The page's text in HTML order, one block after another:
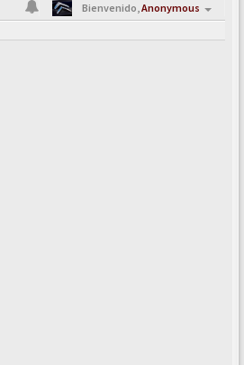
Bienvenido,Anonymous